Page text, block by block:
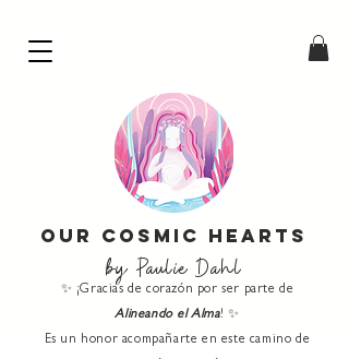
Our Cosmic Hearts
by Paulie Dahl
✨ ¡Gracias de corazón por ser parte de
Alineando el Alma! ✨
Es un honor acompañarte en este camino de